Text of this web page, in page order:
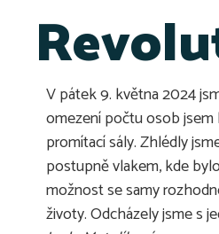
V pátek 9. května 2024
omezení počtu osob jsem
promítací sály. Zhlédly
postupně vlakem, kde
možnost se samy
životy. Odcházely jsme s